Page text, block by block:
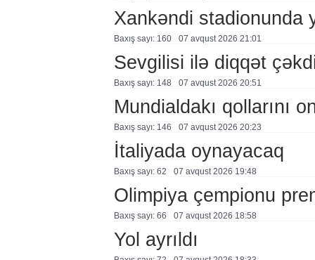
Xankəndi stadionunda
Baxış sayı: 160 07 avqust 2026 21:01
Sevgilisi ilə diqqət
Baxış sayı: 148 07 avqust 2026 20:51
Mundialdakı qollarını
Baxış sayı: 146 07 avqust 2026 20:23
İtaliyada oynayacaq
Baxış sayı: 62 07 avqust 2026 19:48
Olimpiya çempionu
Baxış sayı: 66 07 avqust 2026 18:58
Yol ayrıldı